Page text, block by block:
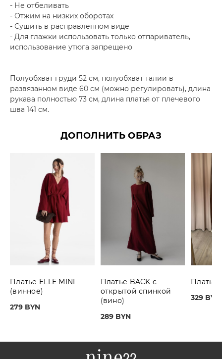
- Не отбеливать
- Отжим на низких оборотах
- Сушить в расправленном виде
- Для глажки использовать только отпариватель,
использование утюга запрещено
Полуобхват груди 52 см, полуобхват талии в
развязанном виде 60 см (можно регулировать), длина
рукава полностью 73 см, длина платья от плечевого
шва 141 см.
ДОПОЛНИТЬ ОБРАЗ
Платье ELLE MINI
(винное)
279 BYN
Платье BACK с
открытой спинкой
(вино)
289 BYN
Платье
329 BYN